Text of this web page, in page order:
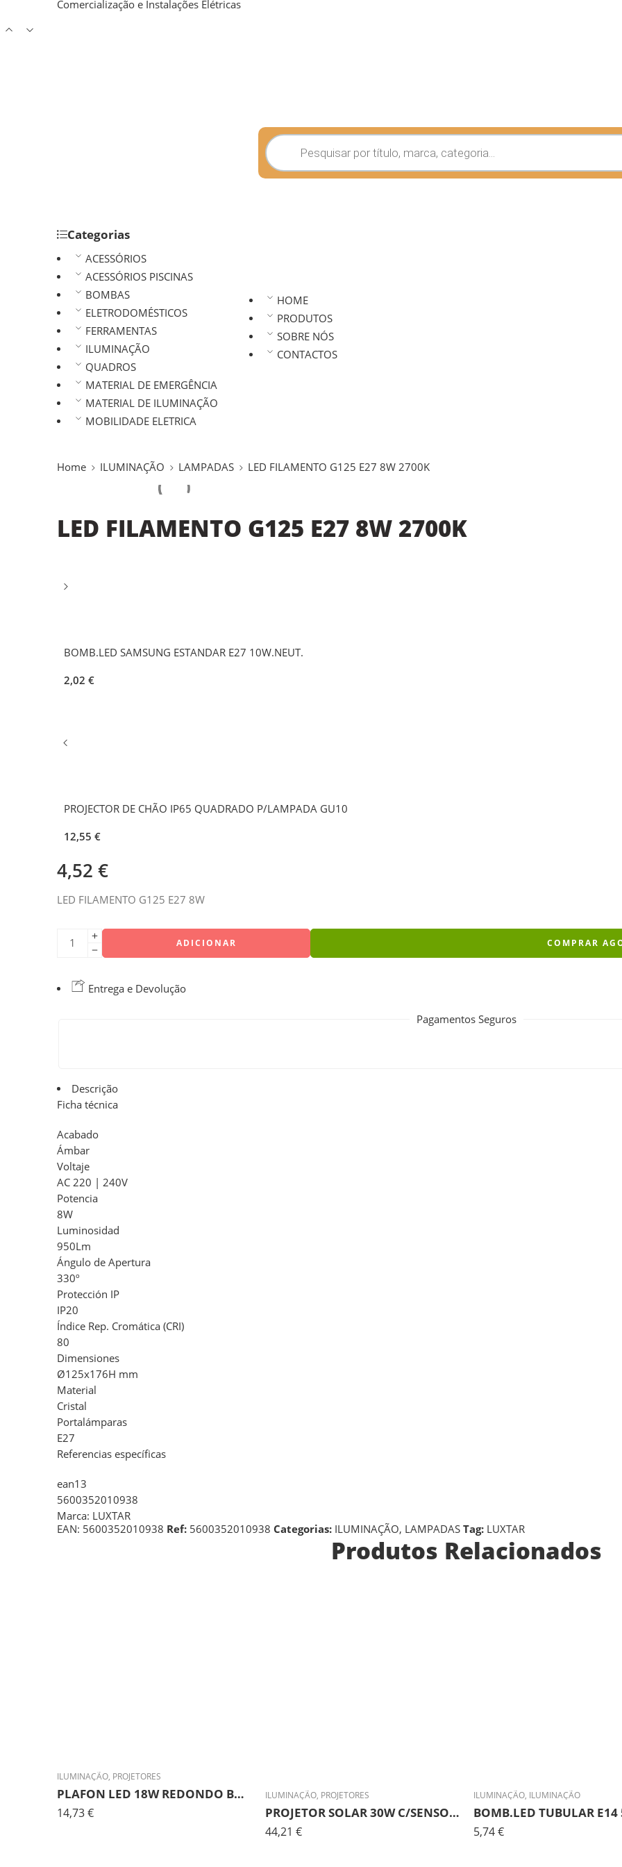
Comercialização e Instalações Elétricas
Categorias
ACESSÓRIOS
ACESSÓRIOS PISCINAS
BOMBAS
ELETRODOMÉSTICOS
FERRAMENTAS
ILUMINAÇÃO
QUADROS
MATERIAL DE EMERGÊNCIA
MATERIAL DE ILUMINAÇÃO
MOBILIDADE ELETRICA
HOME
PRODUTOS
SOBRE NÓS
CONTACTOS
Home ILUMINAÇÃO LAMPADAS LED FILAMENTO G125 E27 8W 2700K
LED FILAMENTO G125 E27 8W 2700K
BOMB.LED SAMSUNG ESTANDAR E27 10W.NEUT.
2,02 €
PROJECTOR DE CHÃO IP65 QUADRADO P/LAMPADA GU10
12,55 €
4,52 €
LED FILAMENTO G125 E27 8W
ADICIONAR COMPRAR
Entrega e Devolução
Pagamentos Seguros
Descrição
Ficha técnica
Acabado
Ámbar
Voltaje
AC 220 | 240V
Potencia
8W
Luminosidad
950Lm
Ángulo de Apertura
330º
Protección IP
IP20
Índice Rep. Cromática (CRI)
80
Dimensiones
Ø125x176H mm
Material
Cristal
Portalámparas
E27
Referencias específicas
ean13
5600352010938
Marca: LUXTAR
EAN: 5600352010938 Ref: 5600352010938 Categorias: ILUMINAÇÃO, LAMPADAS Tag: LUXTAR
Produtos Relacionados
ILUMINAÇÃO PROJETORES
PLAFON LED 18W REDONDO BRANCO 3CCT
14,73€
ILUMINAÇÃO PROJETORES
PROJETOR SOLAR 30W C/SENSOR E PAINEL FOTOVOLTAICO
44,21 €
ILUMINAÇÃO ILUMINAÇÃO
5,74€